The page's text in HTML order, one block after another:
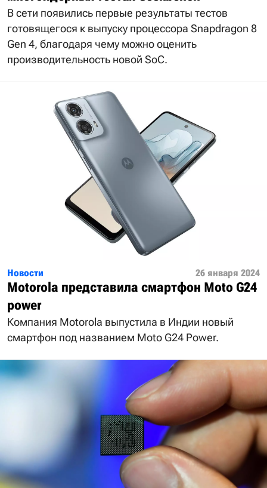
В сети появились первые результаты тестов
готовящегося к выпуску процессора Snapdragon 8
Gen 4, благодаря чему можно оценить
производительность новой SoC.
Новости 26 января 2024
Motorola представила смартфон Moto G24
power
Компания Motorola выпустила в Индии новый
смартфон под названием Moto G24 Power.